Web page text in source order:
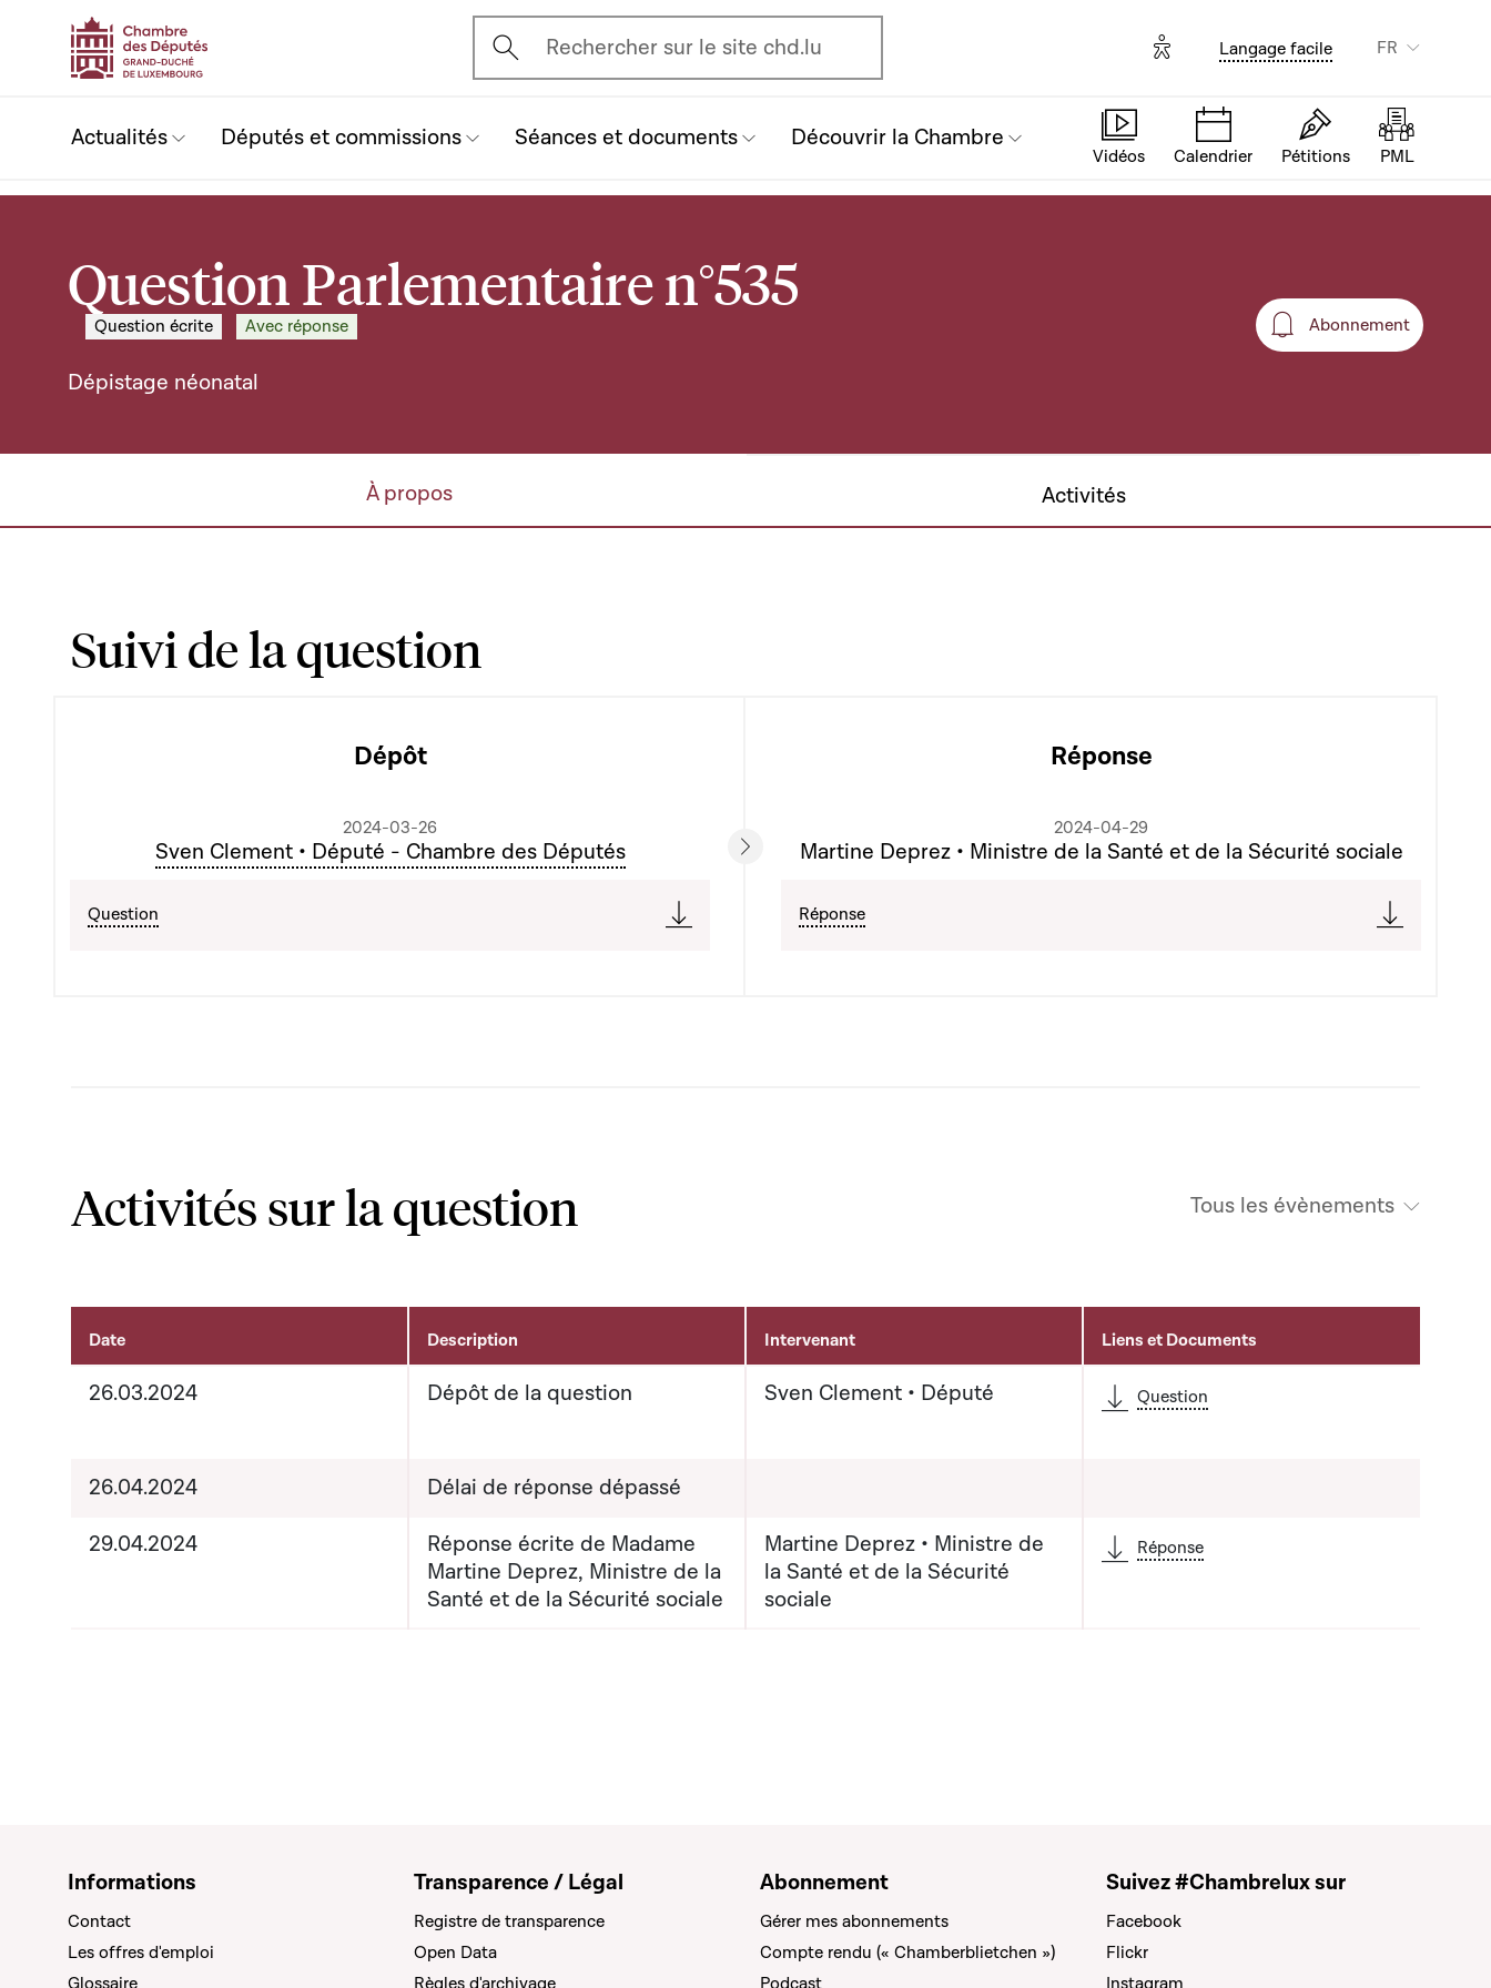
Ouvrir l'écran de recherche
Rechercher sur le site chd.lu Options d'accessibilité
Langage facile FR
Actualités Députés et commissions Séances et documents Découvrir la Chambre
Vidéos Calendrier Pétitions PML
Question Parlementaire n°535
Question écrite Avec réponse
Dépistage néonatal
Abonnement
Abonnement
À propos Activités
Suivi de la question
Dépôt
2024-03-26
Sven Clement • Député - Chambre des Députés
Question
Réponse
2024-04-29
Martine Deprez • Ministre de la Santé et de la Sécurité sociale
Réponse
Activités sur la question Tous les évènements
Activités liées au dossier
Date Description Intervenant Liens et Documents
26.03.2024 Dépôt de la question Sven Clement • Député Question
26.04.2024
Délai de réponse dépassé
29.04.2024
Réponse écrite de Madame
Martine Deprez, Ministre de la
Santé et de la Sécurité sociale
Martine Deprez • Ministre de
la Santé et de la Sécurité
sociale
Réponse
Informations
Contact
Les offres d'emploi
Glossaire
Transparence / Légal
Registre de transparence
Open Data
Règles d'archivage
Abonnement
Gérer mes abonnements
Compte rendu (« Chamberblietchen »)
Podcast
Suivez #Chambrelux sur
Facebook
Flickr
Instagram